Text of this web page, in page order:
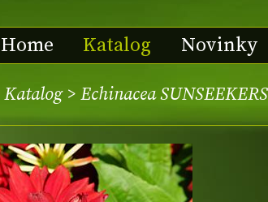
Home Katalog Novinky
Katalog> Echinacea